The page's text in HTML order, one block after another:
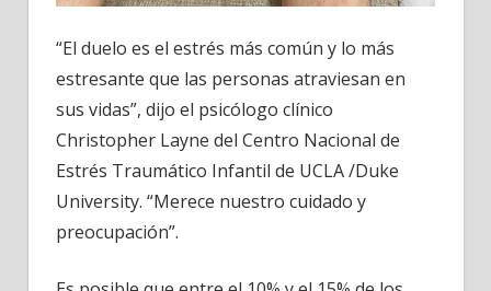
“El duelo es el estrés más común y lo más
estresante que las personas atraviesan en
sus vidas”, dijo el psicólogo clínico
Christopher Layne del Centro Nacional de
Estrés Traumático Infantil de UCLA /Duke
University. “Merece nuestro cuidado y
preocupación”.